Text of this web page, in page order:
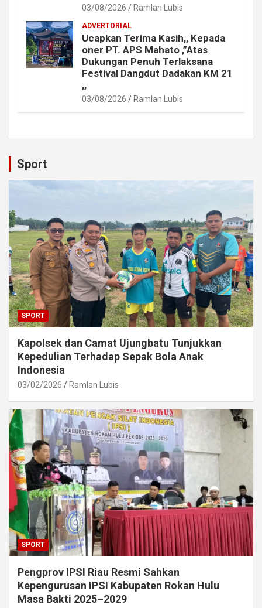
03/08/2026 Ramlan Lubis
ADVERTORIAL
Ucapkan Terima Kasih,, Kepada
oner PT. APS Mahato ,”Atas
Dukungan Penuh Terlaksana
Festival Dangdut Dadakan KM 21
,,
03/08/2026 Ramlan Lubis
Sport
SPORT
Kapolsek dan Camat Ujungbatu Tunjukkan
Kepedulian Terhadap Sepak Bola Anak
Indonesia
03/02/2026 Ramlan Lubis
SPORT
Pengprov IPSI Riau Resmi Sahkan
Kepengurusan IPSI Kabupaten Rokan Hulu
Masa Bakti 2025–2029